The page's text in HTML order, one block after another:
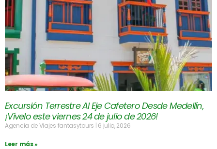
Excursión Terrestre Al Eje Cafetero Desde Medellín,
¡Vívelo este viernes 24 de julio de 2026!
Agencia de Viajes fantasytours 6 julio, 2026
Leer más »